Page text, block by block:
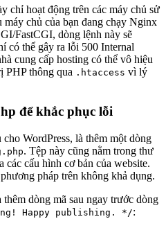
chỉ hoạt động trên các máy chủ sử
máy chủ của bạn đang chạy Nginx
FastCGI, dòng lệnh này sẽ
có thể gây ra lỗi 500 Internal
cung cấp hosting có thể vô hiệu
PHP thông qua .htaccess vì lý
để khắc phục lỗi
WordPress, là thêm một dòng
. Tệp này cũng nằm trong thư
các cấu hình cơ bản của website.
pháp trên không khả dụng.
thêm dòng mã sau ngay trước dòng
Happy publishing. */: